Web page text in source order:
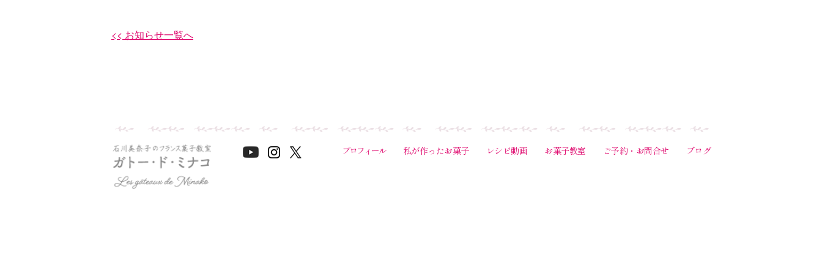
<< お知らせ一覧へ
プロフィール 私が作ったお菓子 レシピ動画 お菓子教室 ご予約・お問合せ ブログ